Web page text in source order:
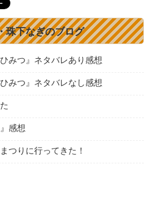
珠下なぎのブログ
みつ』ネタバレあり感想
みつ』ネタバレなし感想
感想
つりに行ってきた！